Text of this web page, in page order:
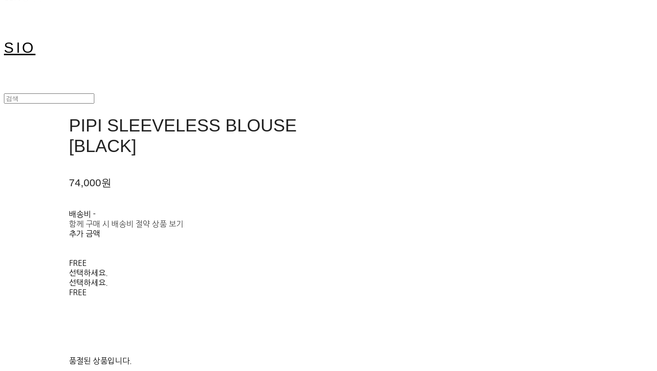
SIO
PIPI SLEEVELESS BLOUSE
[BLACK]
74,000원
배송비 -
함께 구매 시 배송비 절약 상품 보기
추가 금액
FREE
선택하세요.
선택하세요.
FREE
품절된 상품입니다.